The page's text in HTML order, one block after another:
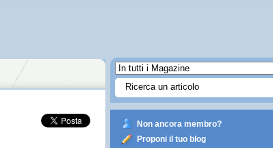
Non ancora membro?
Proponi il tuo blog